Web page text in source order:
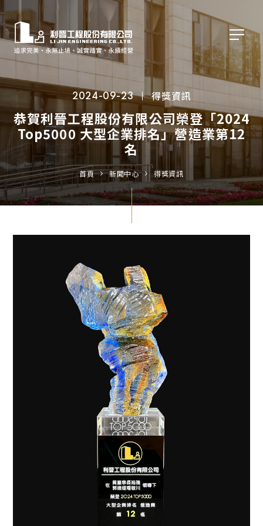
2024-09-23 得獎資訊
恭賀利晉工程股份有限公司榮登「2024
Top5000 大型企業排名」營造業第12
名
首頁 新聞中心 得獎資訊